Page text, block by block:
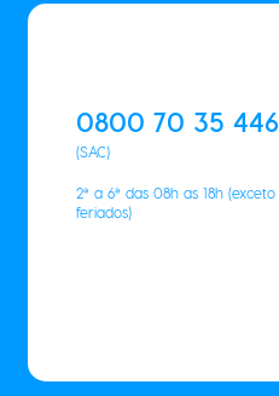
0800 70 35 446
(SAC)
2ª a 6ª das 08h as 18h (exceto
feriados)